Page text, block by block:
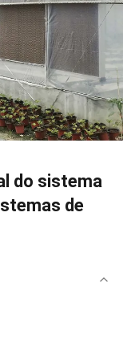
do sistema
de